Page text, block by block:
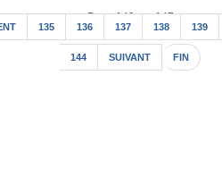
Page 140 sur 147
135 136 137 138 139
144 SUIVANT FIN